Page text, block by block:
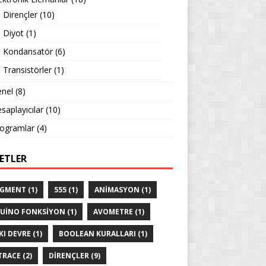
Dirençler(10)
Diyot(1)
Kondansatör(6)
Transistörler(1)
(8)
(10)
(4)
(1) 555(1) ANIMASYON (1)
FONKSIYON (1) AVOMETRE (1)
DEVRE (1) BOOLEAN KURALLARI (1)
(2) DIRENÇLER(9)